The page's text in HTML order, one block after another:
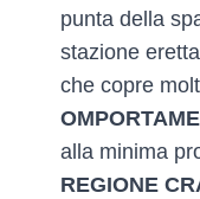
punta della
stazione
che copre
alla minima
REGIONE